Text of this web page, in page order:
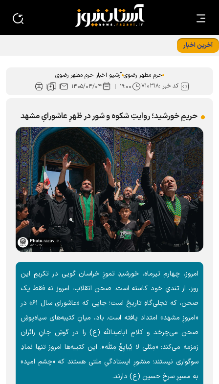
آخرین اخبار
حرم مطهر رضوی آرشیو اخبار حرم مطهر رضوی
کد خبر :۷۱۰۳۱۸ ۱۹:۰۰ ۱۴۰۵/۰۴/۰۴
حریمِ خورشید؛ روایتِ شکوه و شور در ظهرِ عاشورایِ مشهد
امروز، چهارم تیرماه، خورشیدِ تموزِ خراسان گویی در تکریمِ این
روز، از تندیِ خود کاسته است. صحن انقلاب، امروز نه فقط یک
صحن، که تجلی‌گاهِ تاریخ است؛ جایی که «عاشورای سال ۶۱» در
«امروزِ مشهد» امتداد یافته است. باد، میانِ کتیبه‌های سیاه‌پوشِ
صحن می‌چرخد و کلامِ اباعبدالله (ع) را در گوشِ جانِ زائران
زمزمه می‌کند: «مِثلی لا یُبایِعُ مِثلَه». این کتیبه‌ها امروز تنها نمادِ
سوگواری نیستند؛ منشورِ ایستادگیِ ملتی هستند که «چشم امید»
به مسیرِ سرخِ حسین (ع) دارند.